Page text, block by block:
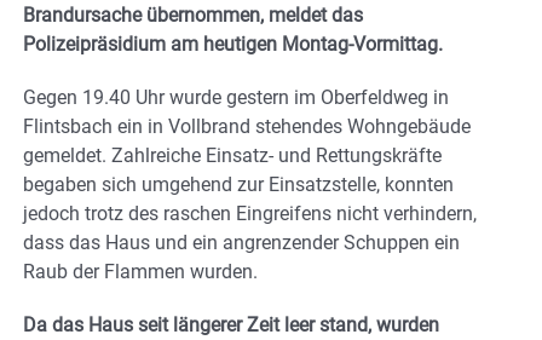
Brandursache übernommen, meldet das
Polizeipräsidium am heutigen Montag-Vormittag.
Gegen 19.40 Uhr wurde gestern im Oberfeldweg in
Flintsbach ein in Vollbrand stehendes Wohngebäude
gemeldet. Zahlreiche Einsatz- und Rettungskräfte
begaben sich umgehend zur Einsatzstelle, konnten
jedoch trotz des raschen Eingreifens nicht verhindern,
dass das Haus und ein angrenzender Schuppen ein
Raub der Flammen wurden.
Da das Haus seit längerer Zeit leer stand, wurden